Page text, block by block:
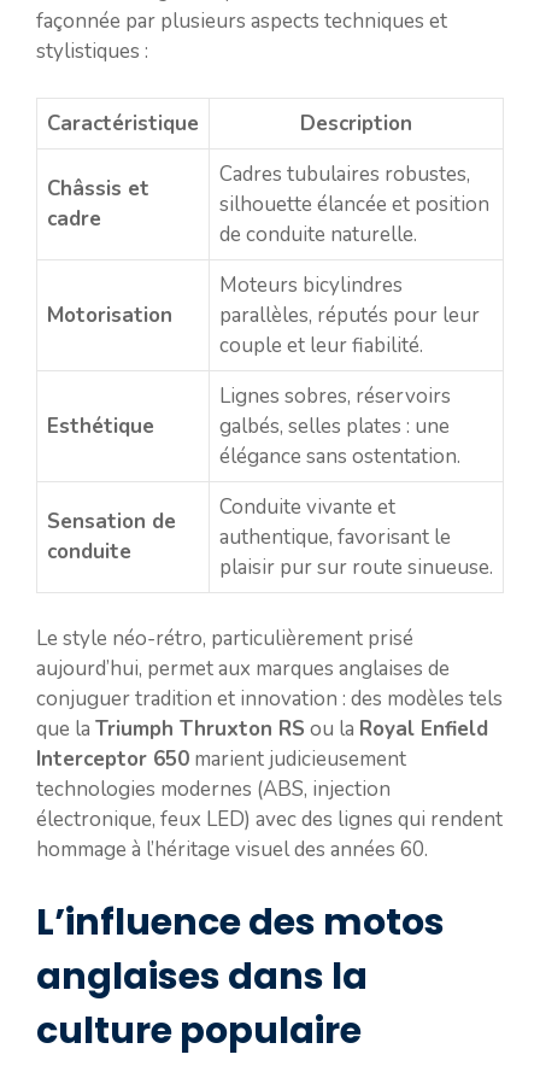
façonnée par plusieurs aspects techniques et
stylistiques :
Caractéristique Description
Châssis et
cadre
Cadres tubulaires robustes,
silhouette élancée et position
de conduite naturelle.
Motorisation
Moteurs bicylindres
parallèles, réputés pour leur
couple et leur fiabilité.
Esthétique
Lignes sobres, réservoirs
galbés, selles plates : une
élégance sans ostentation.
Sensation de
conduite
Conduite vivante et
authentique, favorisant le
plaisir pur sur route sinueuse.
Le style néo-rétro, particulièrement prisé
aujourd’hui, permet aux marques anglaises de
conjuguer tradition et innovation : des modèles tels
que la Triumph Thruxton RS ou la Royal Enfield
Interceptor 650 marient judicieusement
technologies modernes (ABS, injection
électronique, feux LED) avec des lignes qui rendent
hommage à l’héritage visuel des années 60.
L’influence des motos
anglaises dans la
culture populaire